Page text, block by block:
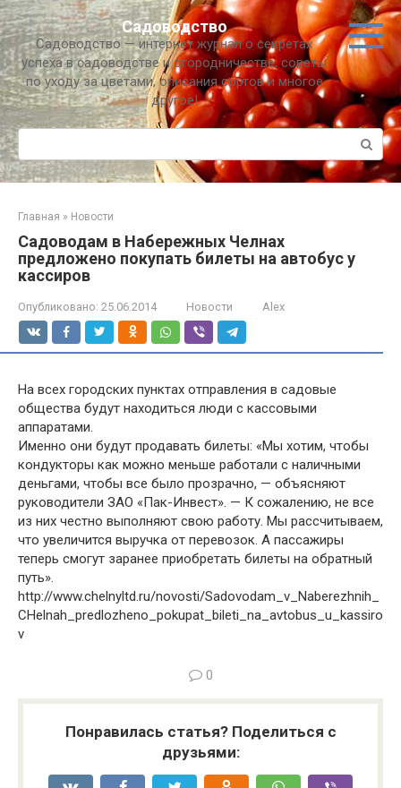
Перейти
к
контенту
Садоводство
Садоводство — интернет журнал о секретах
успеха в садоводстве и огородничестве, советы
по уходу за цветами, описания сортов и многое
другое!
Поиск:
Главная » Новости
Садоводам в Набережных Челнах
предложено покупать билеты на автобус у
кассиров
Опубликовано: 25.06.2014 Новости Alex
На всех городских пунктах отправления в садовые
общества будут находиться люди с кассовыми
аппаратами.
Именно они будут продавать билеты: «Мы хотим, чтобы
кондукторы как можно меньше работали с наличными
деньгами, чтобы все было прозрачно, — объясняют
руководители ЗАО «Пак-Инвест». — К сожалению, не все
из них честно выполняют свою работу. Мы рассчитываем,
что увеличится выручка от перевозок. А пассажиры
теперь смогут заранее приобретать билеты на обратный
путь».
http://www.chelnyltd.ru/novosti/Sadovodam_v_Naberezhnih_
CHelnah_predlozheno_pokupat_bileti_na_avtobus_u_kassiro
v
0
Понравилась статья? Поделиться с
друзьями: